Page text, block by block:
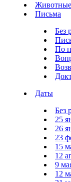
Животные
Письма
Без
По
Даты
Без
25
26
23
15
12
9
12